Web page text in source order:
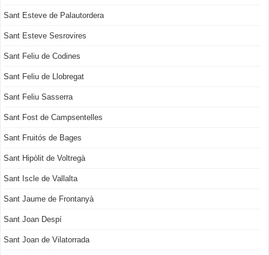
Sant Esteve de Palautordera
Sant Esteve Sesrovires
Sant Feliu de Codines
Sant Feliu de Llobregat
Sant Feliu Sasserra
Sant Fost de Campsentelles
Sant Fruitós de Bages
Sant Hipòlit de Voltregà
Sant Iscle de Vallalta
Sant Jaume de Frontanyà
Sant Joan Despí
Sant Joan de Vilatorrada